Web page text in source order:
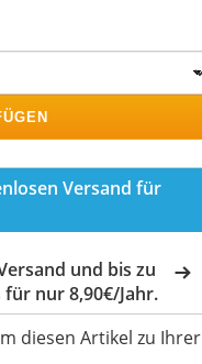
Versand für
und bis zu
für nur 8,90€/Jahr.
diesen Artikel zu Ihrer